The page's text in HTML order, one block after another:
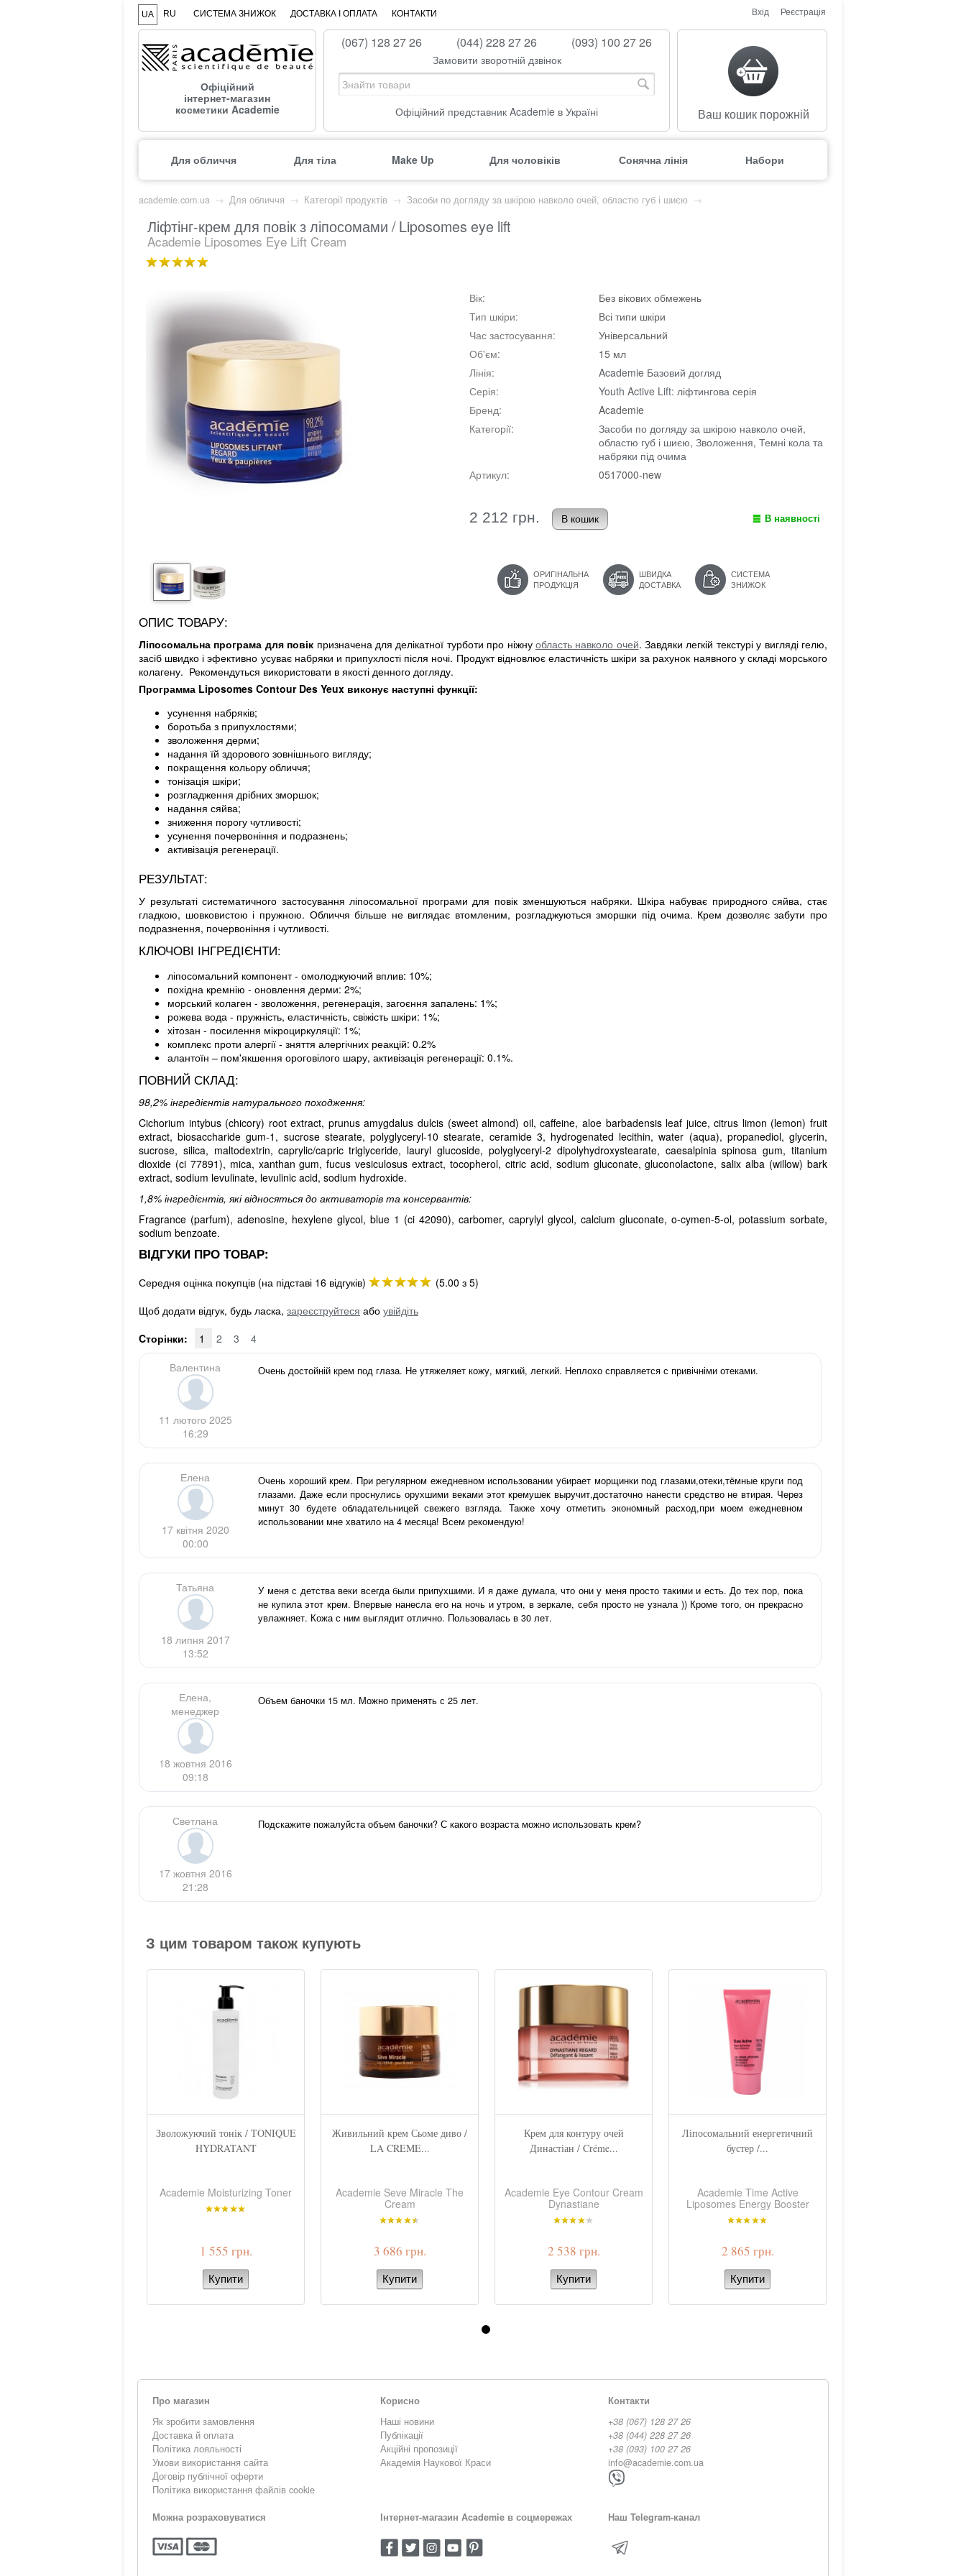
UA RU СИСТЕМА ЗНИЖОК ДОСТАВКА І ОПЛАТА КОНТАКТИ Вхід Реєстрація
Офіційний
інтернет-магазин
косметики Academie
(067) 128 27 26 (044) 228 27 26 (093) 100 27 26
Замовити зворотній дзвінок
Офіційний представник Academie в Україні Ваш кошик порожній
Для обличчя Для тіла Make Up Для чоловіків Сонячна лінія Набори
academie.com.ua → Для обличчя → Категорії продуктів → Засоби по догляду за шкірою навколо очей, областю губ і шиєю →
Ліфтінг-крем для повік з ліпосомами / Liposomes eye lift
Academie Liposomes Eye Lift Cream
Вік:
Без вікових обмежень
Тип шкіри:
Всі типи шкіри
Час застосування:
Універсальний
Об'єм:
15 мл
Лінія:
Academie Базовий догляд
Серія:
Youth Active Lift: ліфтингова серія
Бренд:
Academie
Категорії:
Засоби по догляду за шкірою навколо очей,
областю губ і шиєю, Зволоження, Темні кола та
набряки під очима
Артикул:
0517000-new
В наявності
2 212 грн.
ОРИГІНАЛЬНА
ПРОДУКЦІЯ
ШВИДКА
ДОСТАВКА
СИСТЕМА
ЗНИЖОК
ОПИС ТОВАРУ:
Ліпосомальна програма для повік призначена для делікатної турботи про ніжну область навколо очей. Завдяки легкій текстурі у вигляді гелю,
засіб швидко і эфективно усуває набряки и припухлості після ночі. Продукт відновлює еластичність шкіри за рахунок наявного у складі морського
колагену. Рекомендуться використовати в якості денного догляду.
Программа Liposomes Contour Des Yeux виконує наступні функції:
усунення набряків;
боротьба з припухлостями;
зволоження дерми;
надання їй здорового зовнішнього вигляду;
покращення кольору обличчя;
тонізація шкіри;
розгладження дрібних зморшок;
надання сяйва;
зниження порогу чутливості;
усунення почервоніння и подразнень;
активізація регенерації.
РЕЗУЛЬТАТ:
У результаті систематичного застосування ліпосомальної програми для повік зменшуються набряки. Шкіра набуває природного сяйва, стає
гладкою, шовковистою і пружною. Обличчя більше не виглядає втомленим, розгладжуються зморшки під очима. Крем дозволяє забути про
подразнення, почервоніння і чутливості.
КЛЮЧОВІ ІНГРЕДІЄНТИ:
ліпосомальний компонент - омолоджуючий вплив: 10%;
похідна кремнію - оновлення дерми: 2%;
морський колаген - зволоження, регенерація, загоєння запалень: 1%;
рожева вода - пружність, еластичність, свіжість шкіри: 1%;
хітозан - посилення мікроциркуляції: 1%;
комплекс проти алергії - зняття алергічних реакцій: 0.2%
алантоїн – пом'якшення ороговілого шару, активізація регенерації: 0.1%.
ПОВНИЙ СКЛАД:
98,2% інгредієнтів натурального походження:
Cichorium intybus (chicory) root extract, prunus amygdalus dulcis (sweet almond) oil, caffeine, aloe barbadensis leaf juice, citrus limon (lemon) fruit
extract, biosaccharide gum-1, sucrose stearate, polyglyceryl-10 stearate, ceramide 3, hydrogenated lecithin, water (aqua), propanediol, glycerin,
sucrose, silica, maltodextrin, caprylic/capric triglyceride, lauryl glucoside, polyglyceryl-2 dipolyhydroxystearate, caesalpinia spinosa gum, titanium
dioxide (ci 77891), mica, xanthan gum, fucus vesiculosus extract, tocopherol, citric acid, sodium gluconate, gluconolactone, salix alba (willow) bark
extract, sodium levulinate, levulinic acid, sodium hydroxide.
1,8% інгредієнтів, які відносяться до активаторів та консервантів:
Fragrance (parfum), adenosine, hexylene glycol, blue 1 (ci 42090), carbomer, caprylyl glycol, calcium gluconate, o-cymen-5-ol, potassium sorbate,
sodium benzoate.
ВІДГУКИ ПРО ТОВАР:
Середня оцінка покупців (на підставі 16 відгуків)
(5.00 з 5)
Щоб додати відгук, будь ласка, зареєструйтеся або увійдіть
Cторінки:
1 2 3
4
Валентина
11 лютого 2025
16:29
Очень достойній крем под глаза. Не утяжеляет кожу, мягкий, легкий. Неплохо справляется с привічніми отеками.
Елена
17 квітня 2020
00:00
Очень хороший крем. При регулярном ежедневном использовании убирает морщинки под глазами,отеки,тёмные круги под
глазами. Даже если проснулись орухшими веками этот кремушек выручит,достаточно нанести средство не втирая. Через
минут 30 будете обладательницей свежего взгляда. Также хочу отметить экономный расход,при моем ежедневном
использовании мне хватило на 4 месяца! Всем рекомендую!
Татьяна
18 липня 2017
13:52
У меня с детства веки всегда были припухшими. И я даже думала, что они у меня просто такими и есть. До тех пор, пока
не купила этот крем. Впервые нанесла его на ночь и утром, в зеркале, себя просто не узнала )) Кроме того, он прекрасно
увлажняет. Кожа с ним выглядит отлично. Пользовалась в 30 лет.
Елена,
менеджер
18 жовтня 2016
09:18
Объем баночки 15 мл. Можно применять с 25 лет.
Светлана
17 жовтня 2016
21:28
Подскажите пожалуйста объем баночки? С какого возраста можно использовать крем?
З цим товаром також купують
Зволожуючий тонік / TONIQUE
HYDRATANT
Academie Moisturizing Toner
1 555 грн.
Живильний крем Сьоме диво /
LA CREME...
Academie Seve Miracle The
Cream
3 686 грн.
Крем для контуру очей
Династіан / Créme...
Academie Eye Contour Cream
Dynastiane
2 538 грн.
Ліпосомальний енергетичний
бустер /...
Academie Time Active
Liposomes Energy Booster
2 865 грн.
Про магазин
Як зробити замовлення
Доставка й оплата
Політика лояльності
Умови використання сайта
Договір публічної оферти
Політика використання файлів cookie
Корисно
Наші новини
Публікації
Акційні пропозиції
Академія Наукової Краси
Контакти
+38 (067) 128 27 26
+38 (044) 228 27 26
+38 (093) 100 27 26
info@academie.com.ua
Можна розраховуватися Інтернет-магазин Academie в соцмережах Наш Telegram-канал